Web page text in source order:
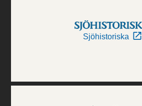
Sjöhistoriska